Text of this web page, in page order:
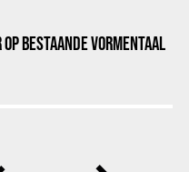
BESTAANDE VORMENTAAL